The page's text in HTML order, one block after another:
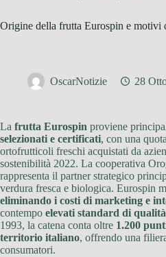
Origine della frutta Eurospin e motivi
OscarNotizie 28
La frutta Eurospin proviene
selezionati e certificati, con una
ortofrutticoli freschi acquistati da
sostenibilità 2022. La cooperativa
rappresenta il partner strategico
verdura fresca e biologica. Eurospin
eliminando i costi di marketing e
contempo elevati standard di qualità
1993, la catena conta oltre 1.200
territorio italiano, offrendo una
consumatori.